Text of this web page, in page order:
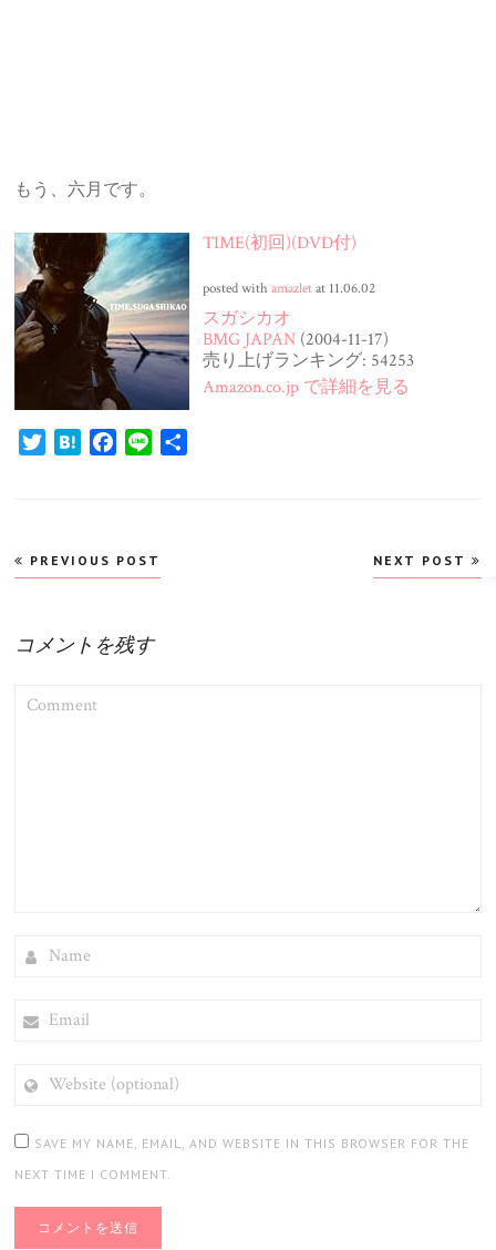
もう、六月です。
TIME(初回)(DVD付)
posted withamazletat 11.06.02
スガシカオ
BMG JAPAN (2004-11-17)
売り上げランキング: 54253
Amazon.co.jp で詳細を見る
TwitterHatenaFacebook
Line
投
稿
ビ
ー
PREVIOUS POST NEXT POST
コメントを残す
(OPTIONAL)
SAVE MY NAME, EMAIL, AND WEBSITE IN THIS BROWSER FOR THE
NEXT TIME I COMMENT.